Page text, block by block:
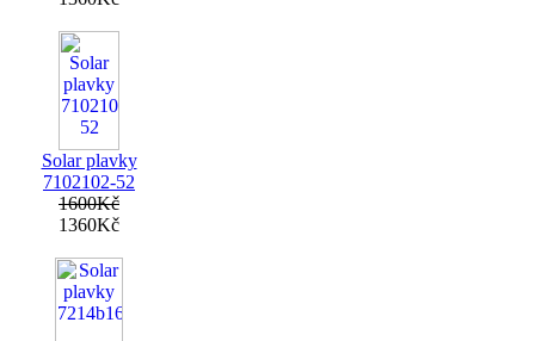
Solar plavky
7102102-52
1600Kč
1360Kč